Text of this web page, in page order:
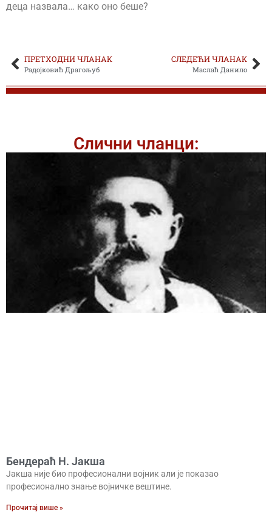
деца назвала… како оно беше?
ПРЕТХОДНИ ЧЛАНАК
Радојковић Драгољуб
СЛЕДЕЋИ ЧЛАНАК
Маслаћ Данило
Слични чланци:
Бендераћ Н. Јакша
Јакша није био професионални војник али је показао
професионално знање војничке вештине.
Прочитај више »